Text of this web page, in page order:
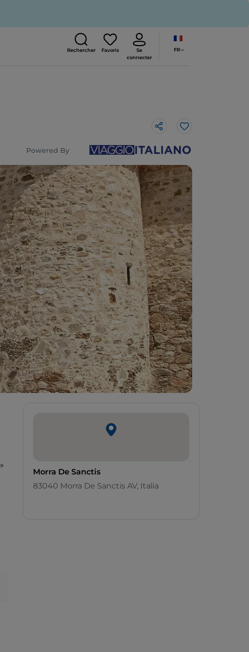
Rechercher Favoris
Se
connecter
FR
J’aime
Powered By
»
Morra De Sanctis
83040 Morra De Sanctis AV, Italia